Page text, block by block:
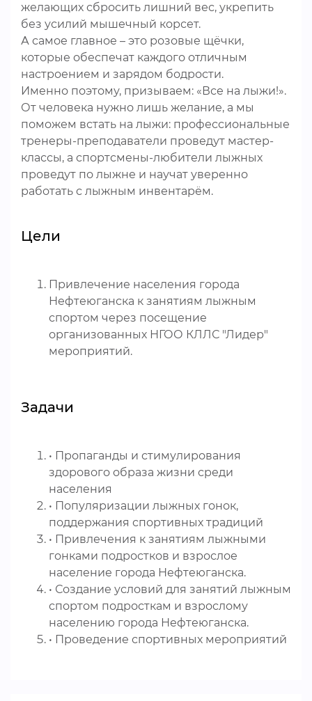
желающих сбросить лишний вес, укрепить
без усилий мышечный корсет.
А самое главное – это розовые щёчки,
которые обеспечат каждого отличным
настроением и зарядом бодрости.
Именно поэтому, призываем: «Все на лыжи!».
От человека нужно лишь желание, а мы
поможем встать на лыжи: профессиональные
тренеры-преподаватели проведут мастер-
классы, а спортсмены-любители лыжных
проведут по лыжне и научат уверенно
работать с лыжным инвентарём.
Цели
Привлечение населения города
Нефтеюганска к занятиям лыжным
спортом через посещение
организованных НГОО КЛЛС "Лидер"
мероприятий.
Задачи
• Пропаганды и стимулирования
здорового образа жизни среди
населения
• Популяризации лыжных гонок,
поддержания спортивных традиций
• Привлечения к занятиям лыжными
гонками подростков и взрослое
население города Нефтеюганска.
• Создание условий для занятий лыжным
спортом подросткам и взрослому
населению города Нефтеюганска.
• Проведение спортивных мероприятий